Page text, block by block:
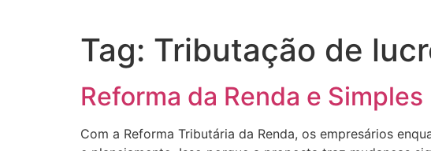
Tag: Tributação de
Reforma da Renda e
Com a Reforma Tributária da Renda, os empresários